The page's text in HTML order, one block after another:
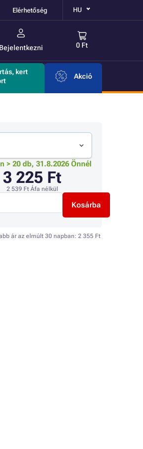
Elérhetőség HU
Bejelentkezni 0 Ft
kert
Akció
> 20 db, 31.8.2026 Önnél
3 225 Ft
2 539 FtÁfa nélkül
Kosárba
ár az elmúlt 30 napban: 2 355 Ft
méret